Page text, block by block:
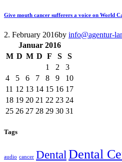
Give mouth cancer sufferers a voice on World
2. February 2016by info@agentur-
Januar 2016
M D M D F S
S
1
2
3
4
5 6 7 8 9
10
11 12 13 14 15 16 17
18 19 20 21 22 23 24
25 26 27 28 29 30 31
Tags
audio cancer DentalDental